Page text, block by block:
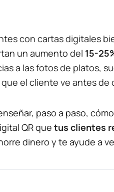
con cartas digitales
un aumento del 15-
a las fotos de platos,
el cliente ve antes de
paso a paso, cómo
QR que tus clientes
dinero y te ayude a